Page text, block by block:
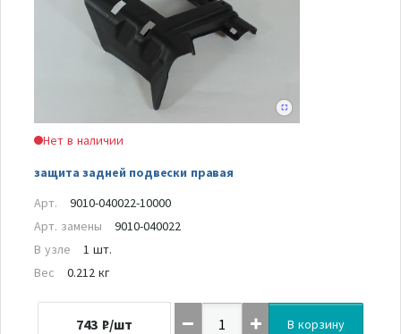
Нет в наличии
защита задней подвески правая
Арт.
9010-040022-10000
Арт. замены
9010-040022
В узле
1 шт.
Вес
0.212 кг
743 ₽/шт В корзину